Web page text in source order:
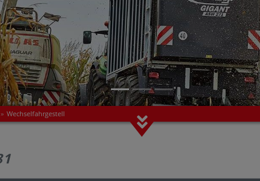
» Wechselfahrgestell